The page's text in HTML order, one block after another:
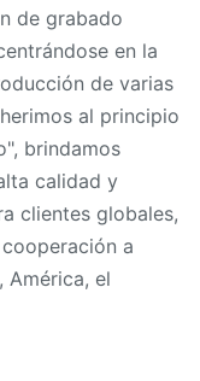
de grabado
en la
de varias
al principio
brindamos
calidad y
clientes globales,
a
América, el